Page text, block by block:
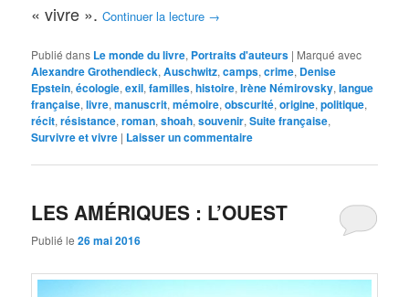
« vivre ».Continuer la lecture →
Publié dans Le monde du livre, Portraits d'auteurs | Marqué avec
Alexandre Grothendieck,Auschwitz,camps,crime, Denise
Epstein,écologie,exil,familles,histoire,Irène Némirovsky,langue
française,livre,manuscrit,mémoire,obscurité,origine,politique,
récit,résistance,roman,shoah,souvenir,Suite française,
Survivre et vivre | Laisser un commentaire
LES AMÉRIQUES : L’OUEST
Publié le26 mai 2016